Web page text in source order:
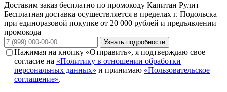
Доставим заказ бесплатно по промокоду Капитан Рулит
Бесплатная доставка осуществляется в пределах г. Подольска
при единоразовой покупке от 20 000 рублей и предъявлении
промокода
Узнать подробности
Нажимая на кнопку «Отправить», я подтверждаю свое
согласие на «Политику в отношении обработки
персональных данных» и принимаю «Пользовательское
соглашение».